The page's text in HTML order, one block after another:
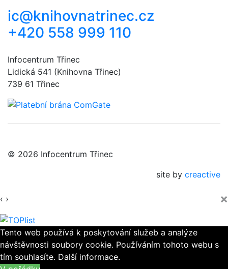
ic@knihovnatrinec.cz
+420 558 999 110
Infocentrum Třinec
Lidická 541 (Knihovna Třinec)
739 61 Třinec
© 2026 Infocentrum Třinec
site by creactive
‹ › ×
Tento web používá k poskytování služeb a analýze
návštěvnosti soubory cookie. Používáním tohoto webu s
tím souhlasíte. Další informace.